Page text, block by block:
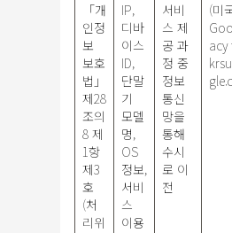
「개
인정
보
보호
법」
제28
조의
8 제
1항
제3
호
(처
리위
IP,
디바
이스
ID,
단말
기
모델
명,
OS
정보,
서비
스
이용
서비
스 제
공 과
정 중
정보
통신
망을
통해
수시
로 이
전
(미
acy